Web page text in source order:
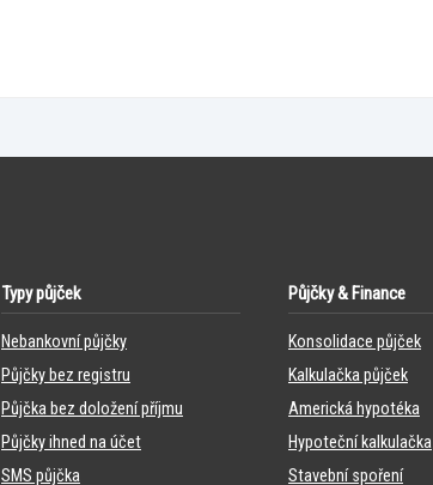
Typy půjček
Nebankovní půjčky
Půjčky bez registru
Půjčka bez doložení příjmu
Půjčky ihned na účet
SMS půjčka
Půjčky & Finance
Konsolidace půjček
Kalkulačka půjček
Americká hypotéka
Hypoteční kalkulačka
Stavební spoření